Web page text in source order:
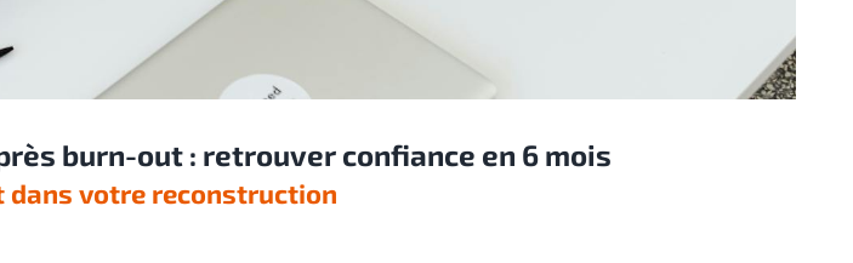
burn-out : retrouver confiance en 6 mois
dans votre reconstruction